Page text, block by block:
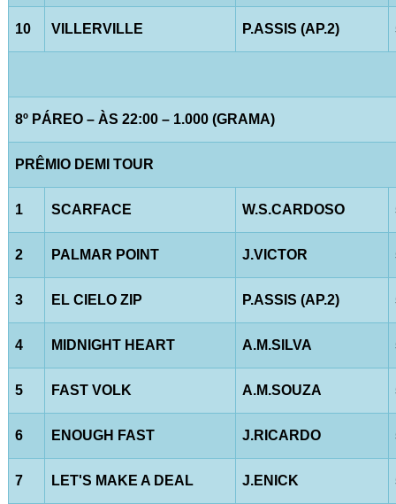
10 VILLERVILLE P.ASSIS (AP.2)
8º PÁREO – ÀS 22:00 – 1.000 (GRAMA)
PRÊMIO DEMI TOUR
1 SCARFACE W.S.CARDOSO
2 PALMAR POINT J.VICTOR
3 EL CIELO ZIP P.ASSIS (AP.2)
4 MIDNIGHT HEART A.M.SILVA
5 FAST VOLK A.M.SOUZA
6 ENOUGH FAST J.RICARDO
7 LET'S MAKE A DEAL J.ENICK